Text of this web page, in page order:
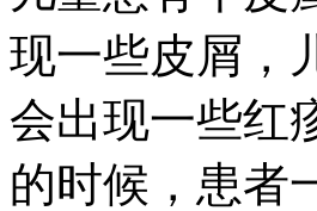
现一些皮屑，
会出现一些红
的时候，患者